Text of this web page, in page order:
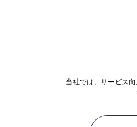
当社では、サービス